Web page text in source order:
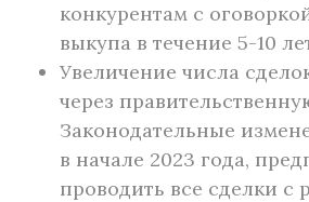
конкурентам с
выкупа в течение 5-10
Увеличение числа
через
Законодательные
в начале 2023 года,
проводить все сделки с